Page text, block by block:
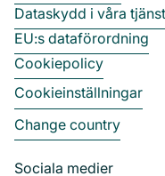
Dataskydd i våra
EU:s dataförordning
Cookiepolicy
Cookieinställningar
Change country
Sociala medier